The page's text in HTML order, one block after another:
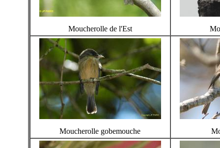
Moucherolle de l'Est
Moucherolle gobemouche